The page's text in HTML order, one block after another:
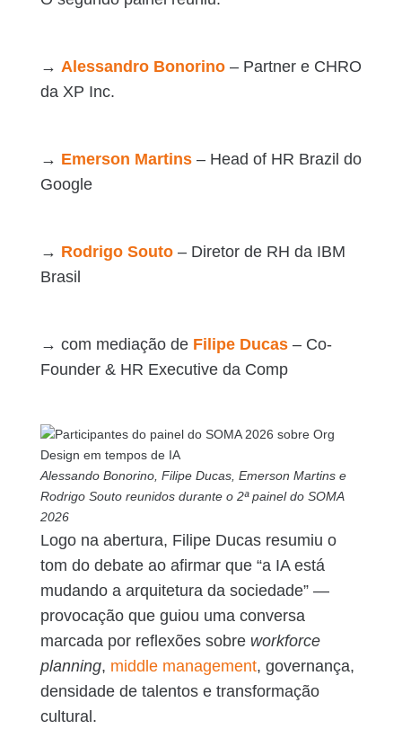
→ Alessandro Bonorino– Partner e CHRO
da XP Inc.
→ Emerson Martins– Head of HR Brazil do
Google
→ Rodrigo Souto– Diretor de RH da IBM
Brasil
→ com mediação de Filipe Ducas– Co-
Founder & HR Executive da Comp
Alessando Bonorino, Filipe Ducas, Emerson Martins e
Rodrigo Souto reunidos durante o 2ª painel do SOMA
2026
Logo na abertura, Filipe Ducas resumiu o
tom do debate ao afirmar que “a IA está
mudando a arquitetura da sociedade” —
provocação que guiou uma conversa
marcada por reflexões sobre workforce
planning, middle management, governança,
densidade de talentos e transformação
cultural.